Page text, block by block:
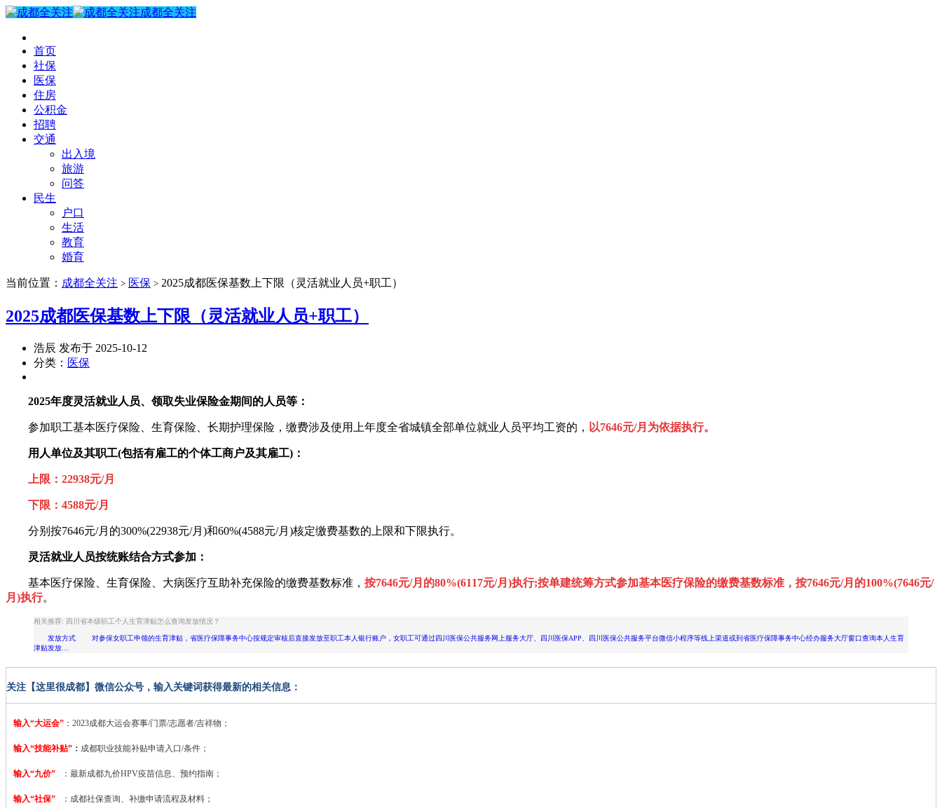
成都全关注
首页
社保
医保
住房
公积金
招聘
交通
出入境
旅游
问答
民生
户口
生活
教育
婚育
当前位置： 成都全关注 > 医保 > 2025成都医保基数上下限（灵活就业人员+职工）
2025成都医保基数上下限（灵活就业人员+职工）
浩辰 发布于 2025-10-12
分类： 医保
2025年度灵活就业人员、领取失业保险金期间的人员等：
参加职工基本医疗保险、生育保险、长期护理保险，缴费涉及使用上年度全省城镇全部单位就业人员平均工资的， 以7646元/月为依据执行。
用人单位及其职工(包括有雇工的个体工商户及其雇工)：
上限：22938元/月
下限：4588元/月
分别按7646元/月的300%(22938元/月)和60%(4588元/月)核定缴费基数的上限和下限执行。
灵活就业人员按统账结合方式参加：
基本医疗保险、生育保险、大病医疗互助补充保险的缴费基数标准， 按7646元/月的80%(6117元/月)执行;按单建统筹方式参加基本医疗保险的缴费基数标准，按7646元/月的100%(7646元/
月)执行。
相关推荐: 四川省本级职工个人生育津贴怎么查询发放情况？
发放方式 对参保女职工申领的生育津贴，省医疗保障事务中心按规定审核后直接发放至职工本人银行账户，女职工可通过四川医保公共服务网上服务大厅、四川医保APP、四川医保公共服务平台微信小程序等线上渠道或到省医疗保障事务中心经办服务大厅窗口查询本人生育
津贴发放…
关注【这里很成都】微信公众号，输入关键词获得最新的相关信息：
输入“大运会” ：2023成都大运会赛事/门票/志愿者/吉祥物；
输入“技能补贴” ： 成都职业技能补贴申请入口/条件；
输入“九价” ：最新成都九价HPV疫苗信息、预约指南；
输入“社保” ：成都社保查询、补缴申请流程及材料；